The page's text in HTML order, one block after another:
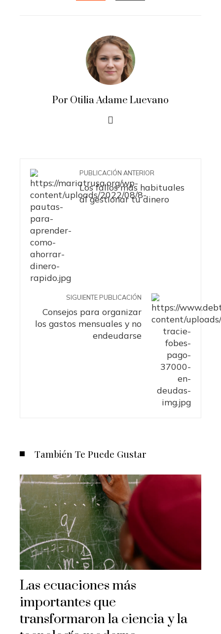
Por Otilia Adame Luevano
PUBLICACIÓN ANTERIOR
Los fallos más habituales
al gestionar tu dinero
SIGUIENTE PUBLICACIÓN
Consejos para organizar
los gastos mensuales y no
endeudarse
También Te Puede Gustar
Las ecuaciones más
importantes que
transformaron la ciencia y la